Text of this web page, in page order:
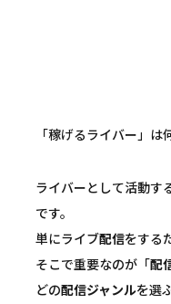
「稼げるライバー」は
ライバーとして活動す
です。
単にライブ配信をする
そこで重要なのが「配
どの配信ジャンルを選